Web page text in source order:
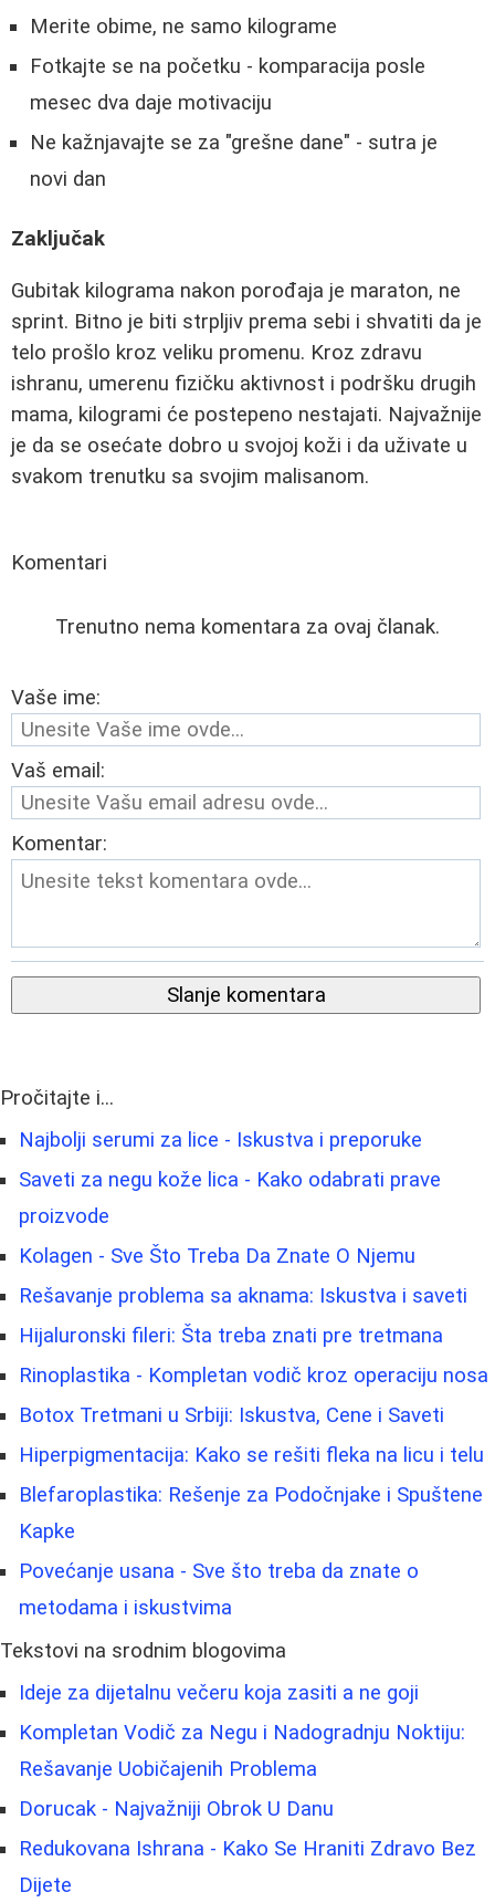
Merite obime, ne samo kilograme
Fotkajte se na početku - komparacija posle
mesec dva daje motivaciju
Ne kažnjavajte se za "grešne dane" - sutra je
novi dan
Zaključak
Gubitak kilograma nakon porođaja je maraton, ne
sprint. Bitno je biti strpljiv prema sebi i shvatiti da je
telo prošlo kroz veliku promenu. Kroz zdravu
ishranu, umerenu fizičku aktivnost i podršku drugih
mama, kilogrami će postepeno nestajati. Najvažnije
je da se osećate dobro u svojoj koži i da uživate u
svakom trenutku sa svojim malisanom.
Komentari
Trenutno nema komentara za ovaj članak.
Vaše ime:
Vaš email:
Komentar:
Slanje komentara
Pročitajte i...
Najbolji serumi za lice - Iskustva i preporuke
Saveti za negu kože lica - Kako odabrati prave
proizvode
Kolagen - Sve Što Treba Da Znate O Njemu
Rešavanje problema sa aknama: Iskustva i saveti
Hijaluronski fileri: Šta treba znati pre tretmana
Rinoplastika - Kompletan vodič kroz operaciju nosa
Botox Tretmani u Srbiji: Iskustva, Cene i Saveti
Hiperpigmentacija: Kako se rešiti fleka na licu i telu
Blefaroplastika: Rešenje za Podočnjake i Spuštene
Kapke
Povećanje usana - Sve što treba da znate o
metodama i iskustvima
Tekstovi na srodnim blogovima
Ideje za dijetalnu večeru koja zasiti a ne goji
Kompletan Vodič za Negu i Nadogradnju Noktiju:
Rešavanje Uobičajenih Problema
Dorucak - Najvažniji Obrok U Danu
Redukovana Ishrana - Kako Se Hraniti Zdravo Bez
Dijete